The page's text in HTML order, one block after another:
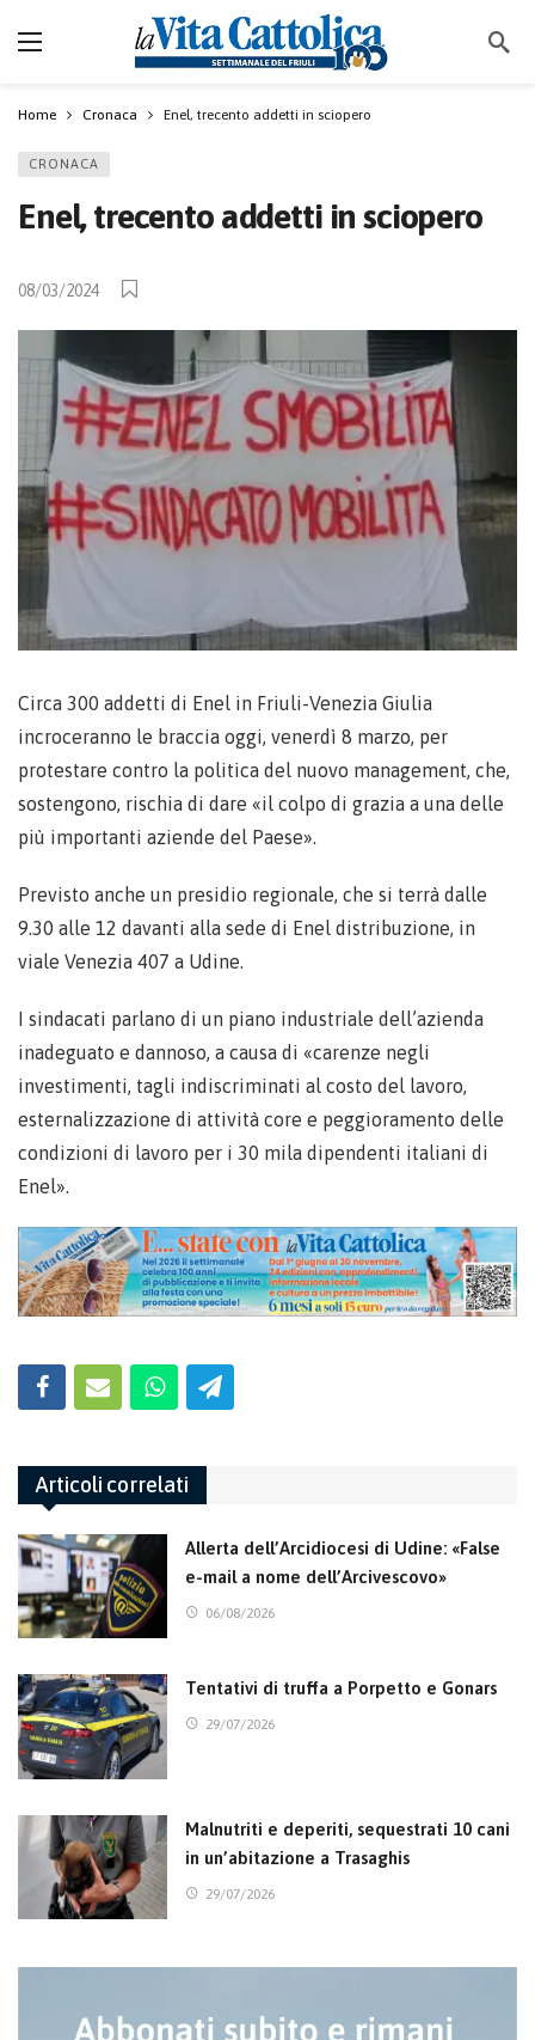
Home Cronaca Enel, trecento addetti in sciopero
CRONACA
Enel, trecento addetti in sciopero
08/03/2024
Circa 300 addetti di Enel in Friuli-Venezia Giulia
incroceranno le braccia oggi, venerdì 8 marzo, per
protestare contro la politica del nuovo management, che,
sostengono, rischia di dare «il colpo di grazia a una delle
più importanti aziende del Paese».
Previsto anche un presidio regionale, che si terrà dalle
9.30 alle 12 davanti alla sede di Enel distribuzione, in
viale Venezia 407 a Udine.
I sindacati parlano di un piano industriale dell’azienda
inadeguato e dannoso, a causa di «carenze negli
investimenti, tagli indiscriminati al costo del lavoro,
esternalizzazione di attività core e peggioramento delle
condizioni di lavoro per i 30 mila dipendenti italiani di
Enel».
Articoli correlati
Allerta dell’Arcidiocesi di Udine: «False
e-mail a nome dell’Arcivescovo»
06/08/2026
Tentativi di truffa a Porpetto e Gonars
29/07/2026
Malnutriti e deperiti, sequestrati 10 cani
in un’abitazione a Trasaghis
29/07/2026